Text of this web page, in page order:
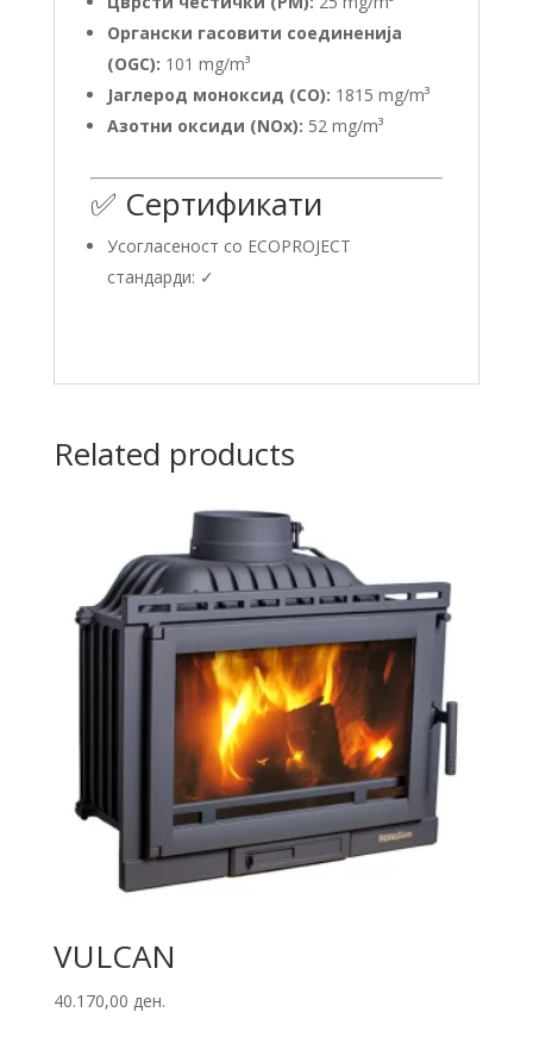
Органски гасовити соединенија
(OGC): 101 mg/m³
Јаглерод моноксид (CO): 1815 mg/m³
Азотни оксиди (NOx): 52 mg/m³
✅ Сертификати
Усогласеност со ECOPROJECT
стандарди: ✓
Related products
VULCAN
40.170,00 ден.